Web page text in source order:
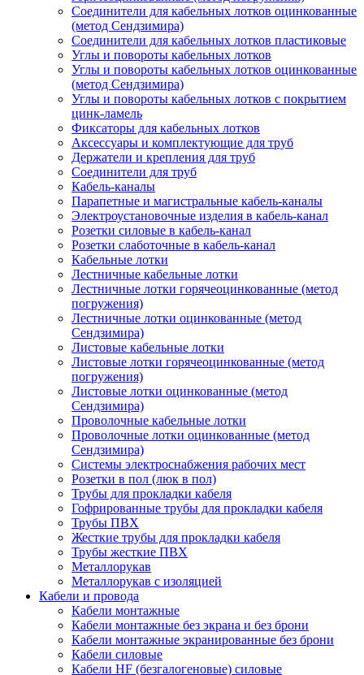
Соединители для кабельных лотков оцинкованные
(метод Сендзимира)
Соединители для кабельных лотков пластиковые
Углы и повороты кабельных лотков
Углы и повороты кабельных лотков оцинкованные
(метод Сендзимира)
Углы и повороты кабельных лотков с покрытием
цинк-ламель
Фиксаторы для кабельных лотков
Аксессуары и комплектующие для труб
Держатели и крепления для труб
Соединители для труб
Кабель-каналы
Парапетные и магистральные кабель-каналы
Электроустановочные изделия в кабель-канал
Розетки силовые в кабель-канал
Розетки слаботочные в кабель-канал
Кабельные лотки
Лестничные кабельные лотки
Лестничные лотки горячеоцинкованные (метод
погружения)
Лестничные лотки оцинкованные (метод
Сендзимира)
Листовые кабельные лотки
Листовые лотки горячеоцинкованные (метод
погружения)
Листовые лотки оцинкованные (метод
Сендзимира)
Проволочные кабельные лотки
Проволочные лотки оцинкованные (метод
Сендзимира)
Системы электроснабжения рабочих мест
Розетки в пол (люк в пол)
Трубы для прокладки кабеля
Гофрированные трубы для прокладки кабеля
Трубы ПВХ
Жесткие трубы для прокладки кабеля
Трубы жесткие ПВХ
Металлорукав
Металлорукав с изоляцией
Кабели и провода
Кабели монтажные
Кабели монтажные без экрана и без брони
Кабели монтажные экранированные без брони
Кабели силовые
Кабели HF (безгалогеновые) силовые